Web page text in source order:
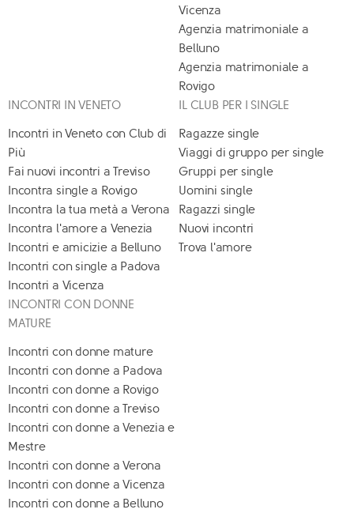
Vicenza
Agenzia matrimoniale a
Belluno
Agenzia matrimoniale a
Rovigo
INCONTRI IN VENETO
Incontri in Veneto con Club di
Più
Fai nuovi incontri a Treviso
Incontra single a Rovigo
Incontra la tua metà a Verona
Incontra l'amore a Venezia
Incontri e amicizie a Belluno
Incontri con single a Padova
Incontri a Vicenza
IL CLUB PER I SINGLE
Ragazze single
Viaggi di gruppo per single
Gruppi per single
Uomini single
Ragazzi single
Nuovi incontri
Trova l'amore
INCONTRI CON DONNE
MATURE
Incontri con donne mature
Incontri con donne a Padova
Incontri con donne a Rovigo
Incontri con donne a Treviso
Incontri con donne a Venezia e
Mestre
Incontri con donne a Verona
Incontri con donne a Vicenza
Incontri con donne a Belluno